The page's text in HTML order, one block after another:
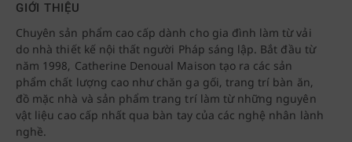
GIỚI THIỆU
Chuyên sản phẩm cao cấp dành cho gia đình làm từ vải
do nhà thiết kế nội thất người Pháp sáng lập. Bắt đầu từ
năm 1998, Catherine Denoual Maison tạo ra các sản
phẩm chất lượng cao như chăn ga gối, trang trí bàn ăn,
đồ mặc nhà và sản phẩm trang trí làm từ những nguyên
vật liệu cao cấp nhất qua bàn tay của các nghệ nhân lành
nghề.